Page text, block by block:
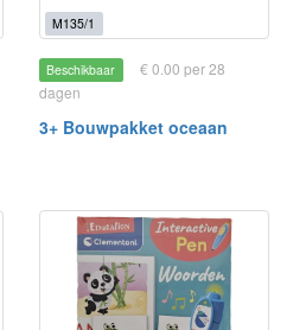
M135/1
Beschikbaar
€ 0.00 per 28
dagen
3+ Bouwpakket oceaan